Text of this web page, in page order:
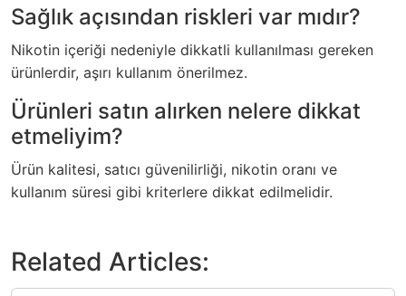
Sağlık açısından riskleri var mıdır?
Nikotin içeriği nedeniyle dikkatli kullanılması gereken
ürünlerdir, aşırı kullanım önerilmez.
Ürünleri satın alırken nelere dikkat
etmeliyim?
Ürün kalitesi, satıcı güvenilirliği, nikotin oranı ve
kullanım süresi gibi kriterlere dikkat edilmelidir.
Related Articles: